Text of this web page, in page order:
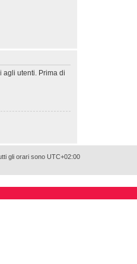
agli utenti. Prima di
gli orari sono UTC+02:00